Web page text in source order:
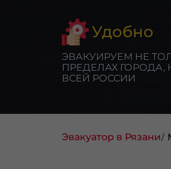
Удобно
ЭВАКУИРУЕМ НЕ
ПРЕДЕЛАХ ГОРОДА,
ВСЕЙ РОССИИ
Эвакуатор в Рязани